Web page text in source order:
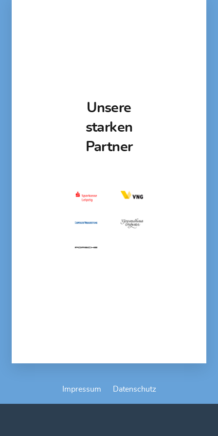
Unsere
starken
Partner
Impressum Datenschutz